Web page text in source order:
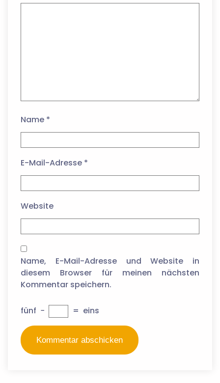
Name *
E-Mail-Adresse *
Website
Name, E-Mail-Adresse und Website in
diesem Browser für meinen nächsten
Kommentar speichern.
fünf − = eins